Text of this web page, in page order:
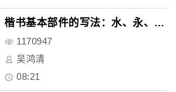
楷书基本部件的写法：水、永、年..
1170947
吴鸿清
08:21